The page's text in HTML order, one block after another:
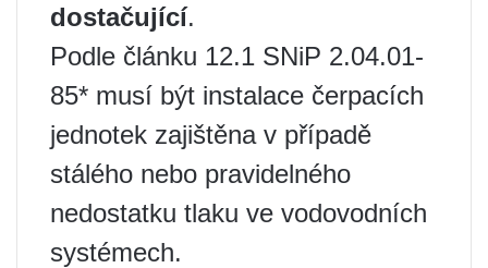
dostačující.
Podle článku 12.1 SNiP 2.04.01-
85* musí být instalace čerpacích
jednotek zajištěna v případě
stálého nebo pravidelného
nedostatku tlaku ve vodovodních
systémech.